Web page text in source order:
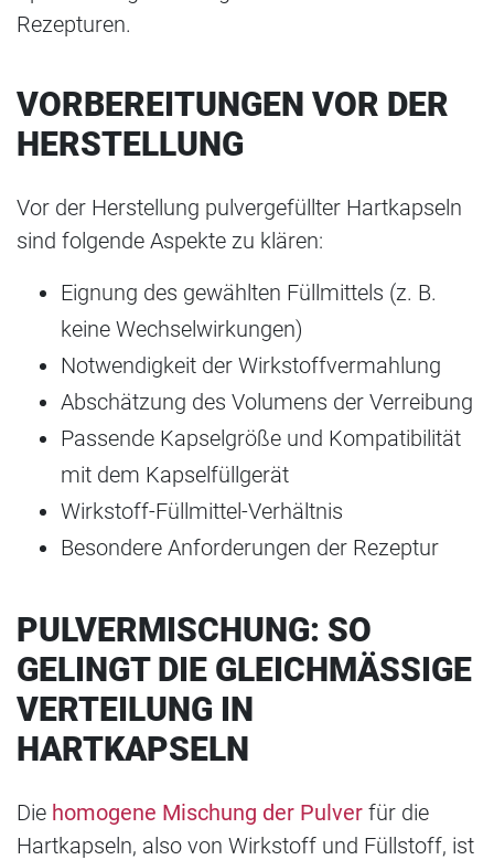
Rezepturen.
VORBEREITUNGEN VOR DER
HERSTELLUNG
Vor der Herstellung pulvergefüllter Hartkapseln
sind folgende Aspekte zu klären:
Eignung des gewählten Füllmittels (z. B.
keine Wechselwirkungen)
Notwendigkeit der Wirkstoffvermahlung
Abschätzung des Volumens der Verreibung
Passende Kapselgröße und Kompatibilität
mit dem Kapselfüllgerät
Wirkstoff-Füllmittel-Verhältnis
Besondere Anforderungen der Rezeptur
PULVERMISCHUNG: SO
GELINGT DIE GLEICHMÄSSIGE V
ERTEILUNG IN H
ARTKAPSELN
Die homogene Mischung der Pulver für die
Hartkapseln, also von Wirkstoff und Füllstoff, ist